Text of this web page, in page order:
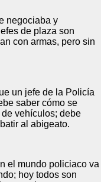
negociaba y
de plaza son
con armas, pero sin
un jefe de la Policía
saber cómo se
vehículos; debe
al abigeato.
el mundo policiaco va
hoy todos son